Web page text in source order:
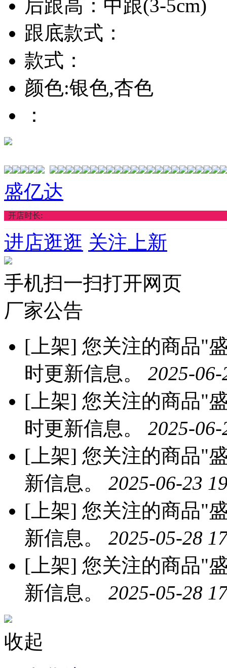
后跟高：中跟(3-5cm)
跟底款式：
款式：
颜色:银色,杏色
：
盛亿达
开店时长:
进店逛逛 关注上新
手机扫一扫打开网页
厂家公告
[上架] 您关注的商品"
时更新信息。 2025-
[上架] 您关注的商品"
时更新信息。 2025-
[上架] 您关注的商品"
新信息。 2025-06-23
[上架] 您关注的商品"
新信息。 2025-05-28
[上架] 您关注的商品"
新信息。 2025-05-28
收起